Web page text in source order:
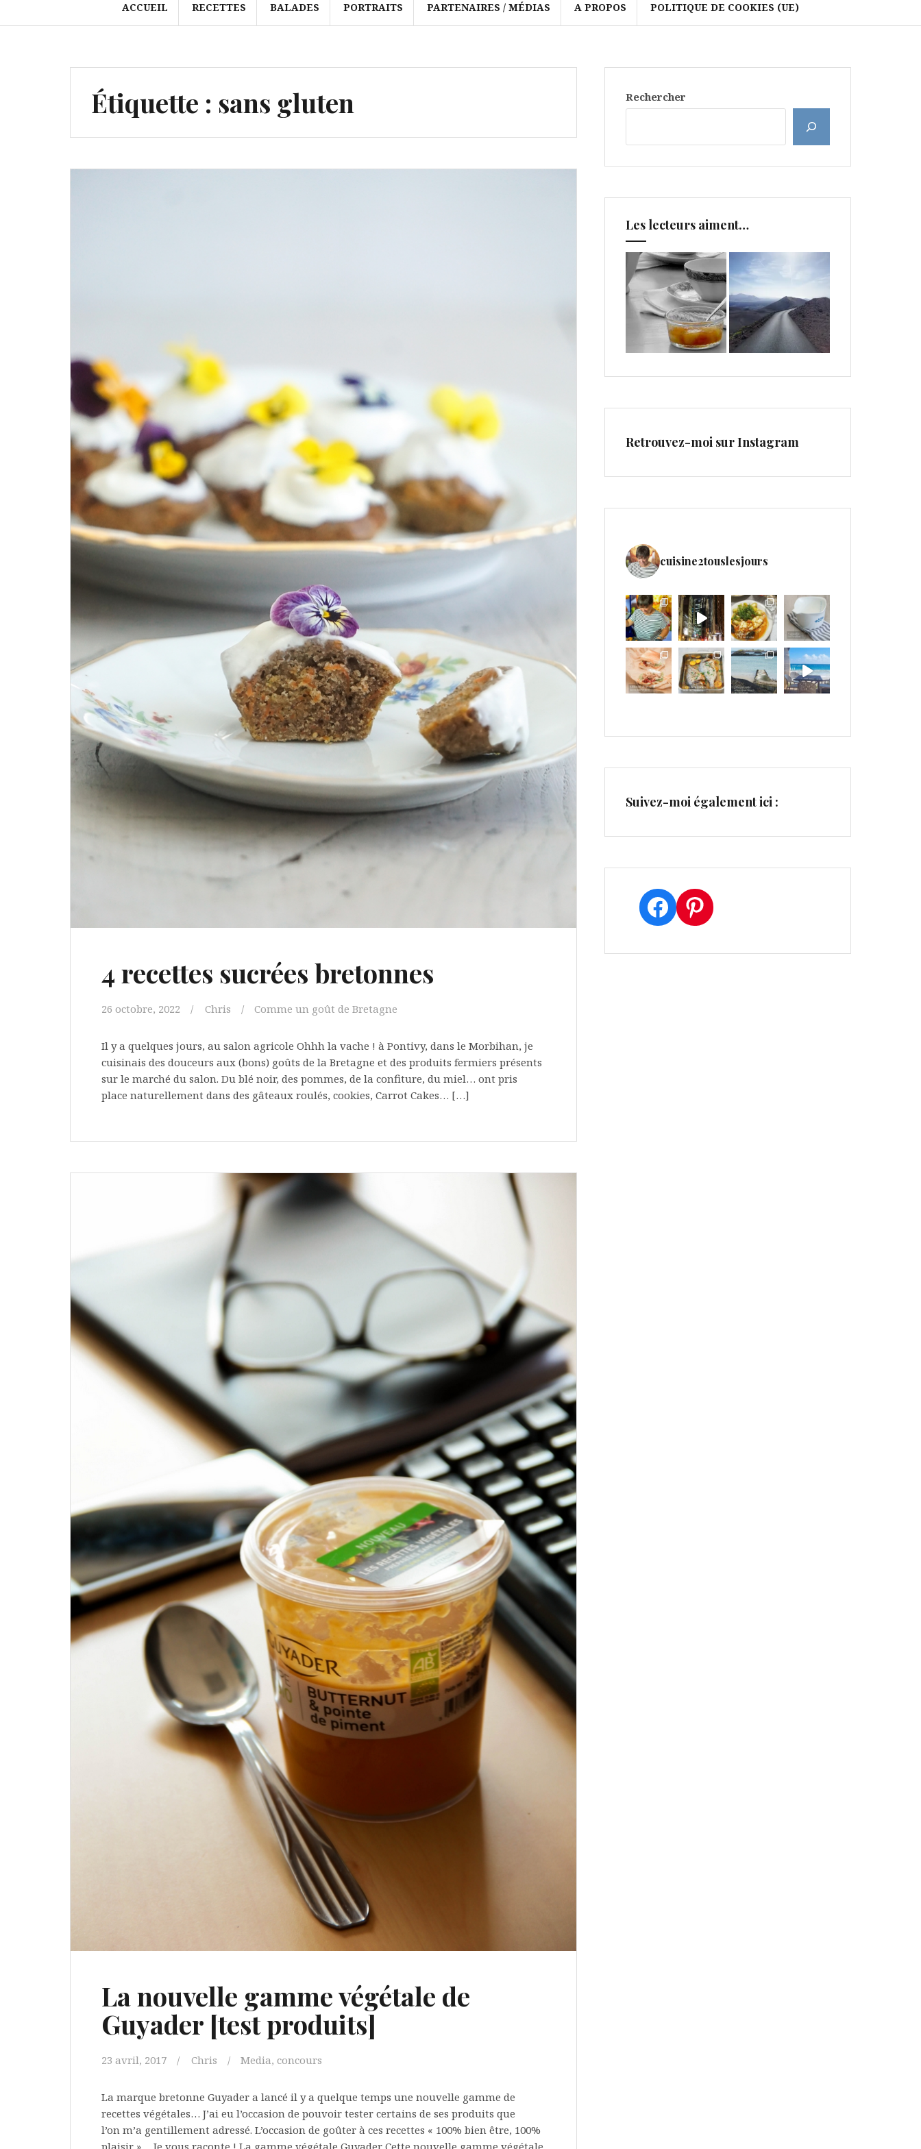
ACCUEIL RECETTES BALADES PORTRAITS PARTENAIRES / MÉDIAS A PROPOS POLITIQUE DE COOKIES (UE)
Étiquette : sans gluten
4 recettes sucrées bretonnes
26 octobre, 2022 Chris Comme un goût de Bretagne
Il y a quelques jours, au salon agricole Ohhh la vache ! à Pontivy, dans le Morbihan, je
cuisinais des douceurs aux (bons) goûts de la Bretagne et des produits fermiers présents
sur le marché du salon. Du blé noir, des pommes, de la confiture, du miel… ont pris
place naturellement dans des gâteaux roulés, cookies, Carrot Cakes… […]
La nouvelle gamme végétale de
Guyader [test produits]
23 avril, 2017 Chris Media, concours
La marque bretonne Guyader a lancé il y a quelque temps une nouvelle gamme de
recettes végétales… J’ai eu l’occasion de pouvoir tester certains de ses produits que
l’on m’a gentillement adressé. L’occasion de goûter à ces recettes « 100% bien être, 100%
plaisir »… Je vous raconte ! La gamme végétale Guyader Cette nouvelle gamme végétale
Rechercher
Les lecteurs aiment…
Retrouvez-moi sur Instagram
cuisine2touslesjours
Suivez-moi également ici :
Facebook
Pinterest